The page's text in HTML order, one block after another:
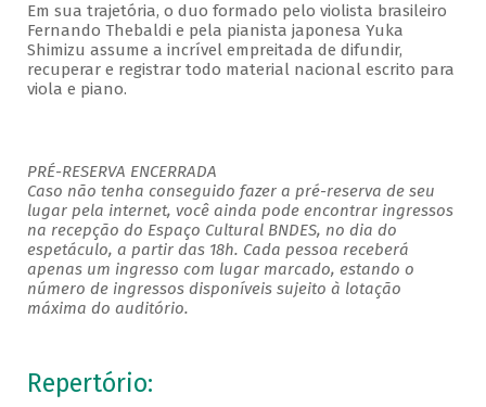
Em sua trajetória, o duo formado pelo violista brasileiro
Fernando Thebaldi e pela pianista japonesa Yuka
Shimizu assume a incrível empreitada de difundir,
recuperar e registrar todo material nacional escrito para
viola e piano.
PRÉ-RESERVA ENCERRADA
Caso não tenha conseguido fazer a pré-reserva de seu
lugar pela internet, você ainda pode encontrar ingressos
na recepção do Espaço Cultural BNDES, no dia do
espetáculo, a partir das 18h. Cada pessoa receberá
apenas um ingresso com lugar marcado, estando o
número de ingressos disponíveis sujeito à lotação
máxima do auditório.
Repertório: